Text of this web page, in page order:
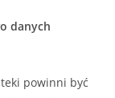
danych
powinni być